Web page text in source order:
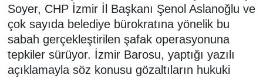
Soyer, CHP İzmir İl Başkanı Şenol Aslanoğlu ve
çok sayıda belediye bürokratına yönelik bu
sabah gerçekleştirilen şafak operasyonuna
tepkiler sürüyor. İzmir Barosu, yaptığı yazılı
açıklamayla söz konusu gözaltıların hukuki
SPOR
ASAYİŞ
RESMİ REKLAM
Son Dakika Haberleri
Haber Arşivi